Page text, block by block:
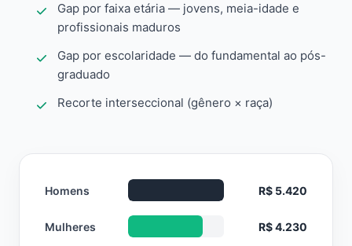
Gap por faixa etária — jovens, meia-idade e
profissionais maduros
Gap por escolaridade — do fundamental ao pós-
graduado
Recorte interseccional (gênero × raça)
Homens R$ 5.420
Mulheres R$ 4.230